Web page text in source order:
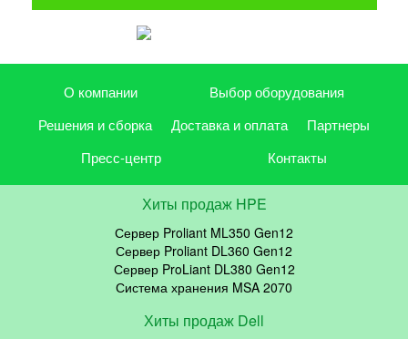
О компании
Выбор оборудования
Решения и сборка
Доставка и оплата
Партнеры
Пресс-центр
Контакты
Хиты продаж HPE
Сервер Proliant ML350 Gen12
Сервер Proliant DL360 Gen12
Сервер ProLiant DL380 Gen12
Система хранения MSA 2070
Хиты продаж Dell